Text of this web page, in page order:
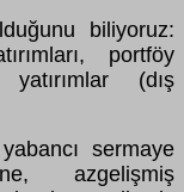
biliyoruz:
portföy
(dış
sermaye
azgelişmiş